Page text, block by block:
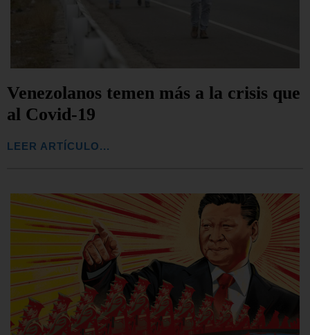
Venezolanos temen más a la crisis que
al Covid-19
LEER ARTÍCULO...